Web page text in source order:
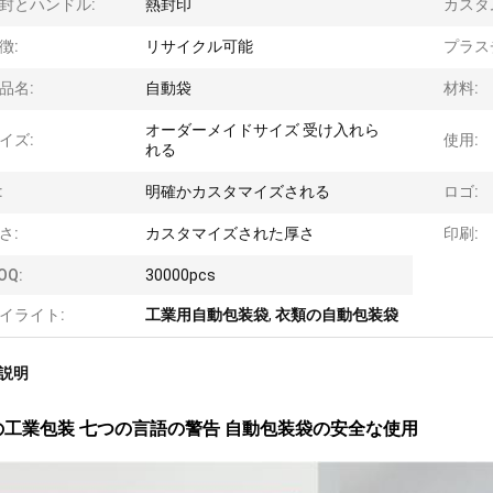
とハンドル: 熱封印 カス
: リサイクル可能 プラ
名: 自動袋 材料:
ズ:
オーダーメイドサイズ 受け入れら
れる
使用:
明確かカスタマイズされる ロゴ:
: カスタマイズされた厚さ 印刷:
30000pcs
ライト: 工業用自動包装袋, 衣類の自動包装袋
明
業包装 七つの言語の警告 自動包装袋の安全な使用